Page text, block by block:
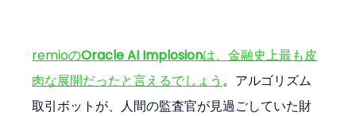
remioのOracle AI Implosionは、金融史上最も皮
肉な展開だったと言えるでしょう 。アルゴリズム
取引ボットが、人間の監査官が見過ごしていた財